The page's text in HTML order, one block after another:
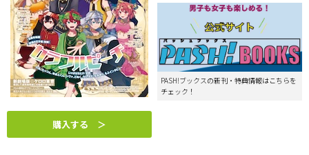
購入する ＞
PASH!ブックスの新刊・特典情報はこちらを
チェック！